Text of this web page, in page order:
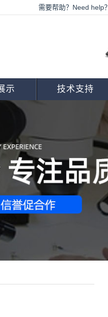
需要帮助？Need help？
示 技术支持